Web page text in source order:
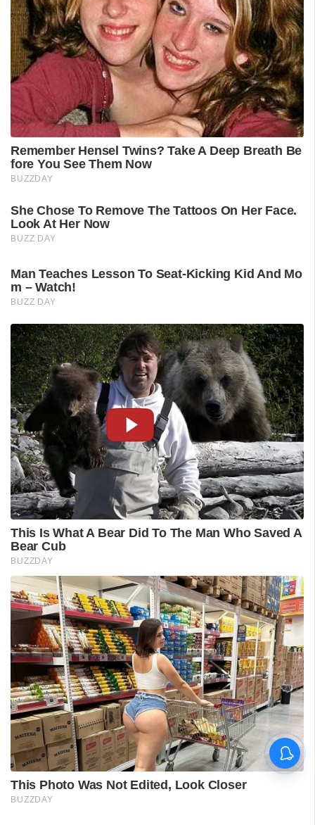
വിദ്യാർഥിയെ മർദിച്ചെന്ന
പരാതിയിൽ പാലക്കാട്
അധ്യാപകനെ
സസ്‌പെൻഡ് ചെയ്തു